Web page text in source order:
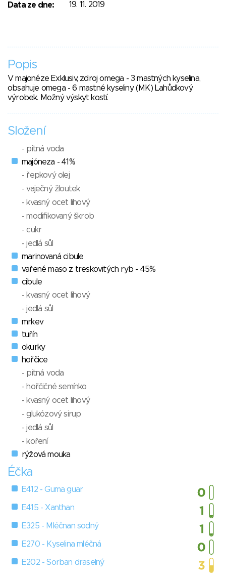
Data ze dne:
19. 11. 2019
Popis
V majonéze Exklusiv, zdroj omega - 3 mastných kyselina,
obsahuje omega - 6 mastné kyseliny (MK) Lahůdkový
výrobek. Možný výskyt kostí.
Složení
- pitná voda
majóneza - 41%
- řepkový olej
- vaječný žloutek
- kvasný ocet lihový
- modifikovaný škrob
- cukr
- jedlá sůl
marinovaná cibule
vařené maso z treskovitých ryb - 45%
cibule
- kvasný ocet lihový
- jedlá sůl
mrkev
tuřín
okurky
hořčice
- pitná voda
- hořčičné semínko
- kvasný ocet lihový
- glukózový sirup
- jedlá sůl
- koření
rýžová mouka
Éčka
E412 - Guma guar
E415 - Xanthan
E325 - Mléčnan sodný
E270 - Kyselina mléčná
E202 - Sorban draselný